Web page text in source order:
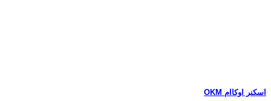
اسکنر اوکاام OKM